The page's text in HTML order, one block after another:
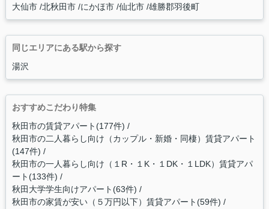
大仙市 北秋田市 にかほ市 仙北市 雄勝郡羽後町
同じエリアにある駅から探す
湯沢
おすすめこだわり特集
秋田市の賃貸アパート(177件)
秋田市の二人暮らし向け（カップル・新婚・同棲）賃貸アパート
(147件)
秋田市の一人暮らし向け（１R・１K・１DK・１LDK）賃貸アパ
ート(133件)
秋田大学学生向けアパート(63件)
秋田市の家賃が安い（５万円以下）賃貸アパート(59件)